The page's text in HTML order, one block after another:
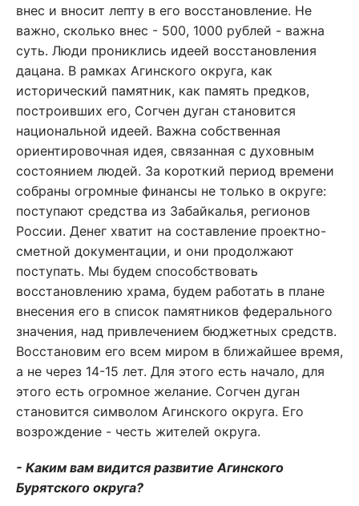
внес и вносит лепту в его восстановление. Не
важно, сколько внес - 500, 1000 рублей - важна
суть. Люди прониклись идеей восстановления
дацана. В рамках Агинского округа, как
исторический памятник, как память предков,
построивших его, Согчен дуган становится
национальной идеей. Важна собственная
ориентировочная идея, связанная с духовным
состоянием людей. За короткий период времени
собраны огромные финансы не только в округе:
поступают средства из Забайкалья, регионов
России. Денег хватит на составление проектно-
сметной документации, и они продолжают
поступать. Мы будем способствовать
восстановлению храма, будем работать в плане
внесения его в список памятников федерального
значения, над привлечением бюджетных средств.
Восстановим его всем миром в ближайшее время,
а не через 14-15 лет. Для этого есть начало, для
этого есть огромное желание. Согчен дуган
становится символом Агинского округа. Его
возрождение - честь жителей округа.
- Каким вам видится развитие Агинского
Бурятского округа?